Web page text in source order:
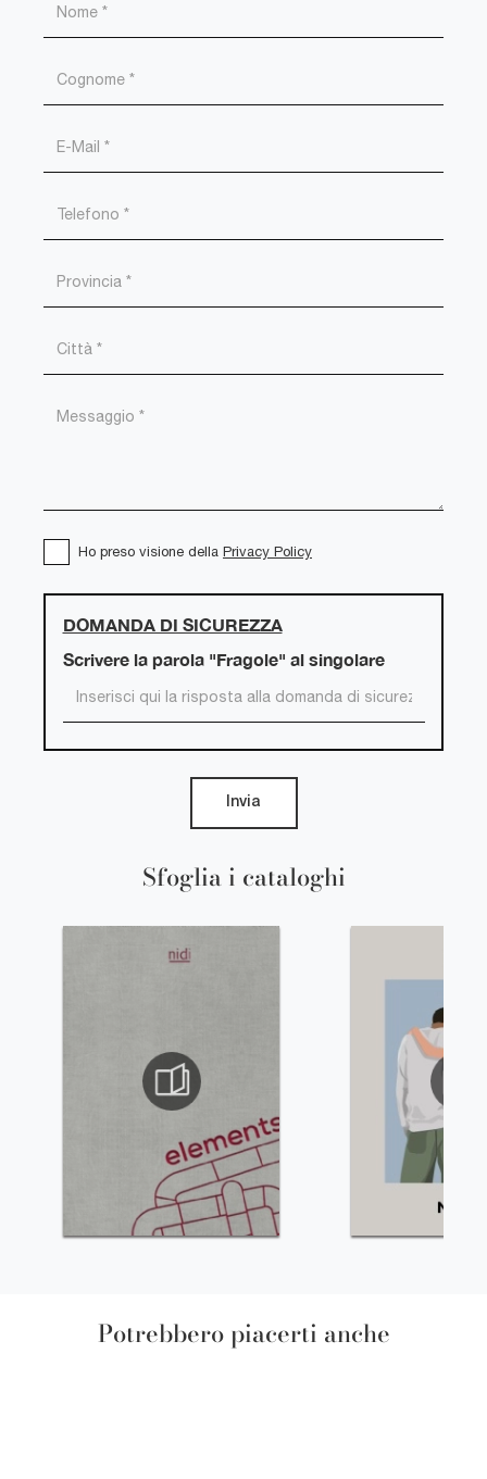
Sfoglia i cataloghi
Ho preso visione della Privacy Policy
DOMANDA DI SICUREZZA
Scrivere la parola "Fragole" al singolare
Invia
Potrebbero piacerti anche